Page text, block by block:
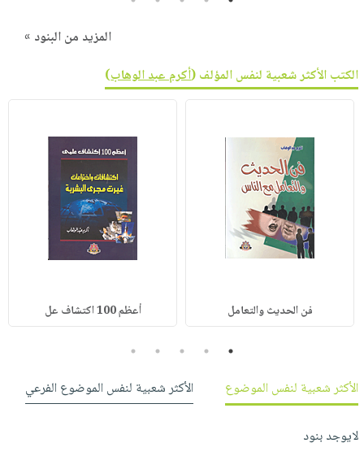
المزيد من البنود »
الكتب الأكثر شعبية لنفس المؤلف (أكرم عبد الوهاب)
فن الحديث والتعامل أعظم 100 اكتشاف عل
1
2
3
4
5
الأكثر شعبية لنفس الموضوع
الأكثر شعبية لنفس الموضوع الفرعي
لايوجد بنود